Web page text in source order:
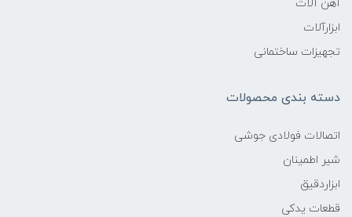
آهن آلات
ابزارآلات
تجهیزات ساختمانی
دسته بندی محصولات
اتصالات فولادی جوشی
شیر اطمینان
ابزاردقیق
قطعات یدکی